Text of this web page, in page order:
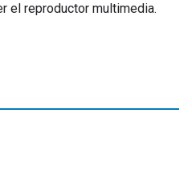
el reproductor multimedia.